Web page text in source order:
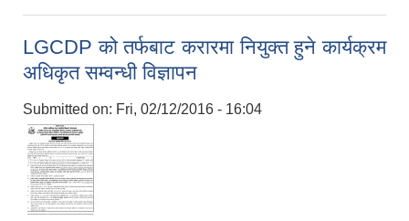
LGCDP को तर्फबाट करारमा नियुक्त हुने कार्यक्रम
अधिकृत सम्वन्धी विज्ञापन
Submitted on: Fri, 02/12/2016 - 16:04